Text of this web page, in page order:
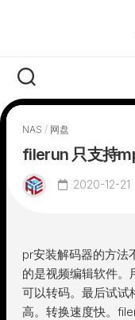
NAS / 网盘
filerun 只支持
2020-12-21
pr安装解码器的方法
的是视频编辑软件
可以转码。最后试试
高。转换速度快。